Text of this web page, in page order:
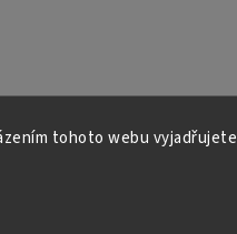
tohoto webu vyjadřujete